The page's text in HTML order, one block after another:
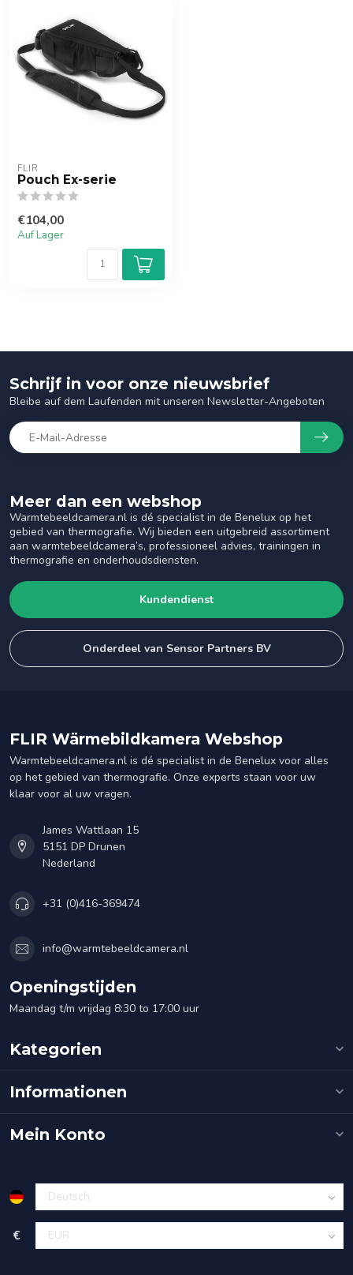
FLIR
Pouch Ex-serie
€104,00
Auf Lager
Meer dan een webshop
Warmtebeeldcamera.nl is dé specialist in de Benelux op het
gebied van thermografie. Wij bieden een uitgebreid assortiment
aan warmtebeeldcamera’s, professioneel advies, trainingen in
thermografie en onderhoudsdiensten.
Kundendienst
Onderdeel van Sensor Partners BV
Schrijf in voor onze nieuwsbrief
Bleibe auf dem Laufenden mit unseren Newsletter-Angeboten
FLIR Wärmebildkamera Webshop
Warmtebeeldcamera.nl is dé specialist in de Benelux voor alles
op het gebied van thermografie. Onze experts staan voor uw
klaar voor al uw vragen.
James Wattlaan 15
5151 DP Drunen
Nederland
+31 (0)416-369474
info@warmtebeeldcamera.nl
Openingstijden
Maandag t/m vrijdag 8:30 to 17:00 uur
Kategorien
Informationen
Mein Konto
€